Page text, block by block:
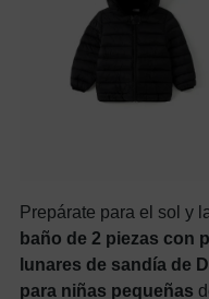
Prepárate para el sol y
baño de 2 piezas con
lunares de sandía de
para niñas pequeñas